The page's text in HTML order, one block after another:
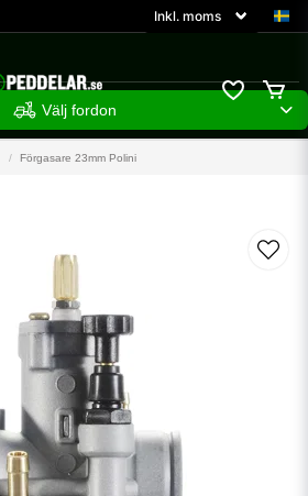
Välj fordon
Förgasare 23mm Polini